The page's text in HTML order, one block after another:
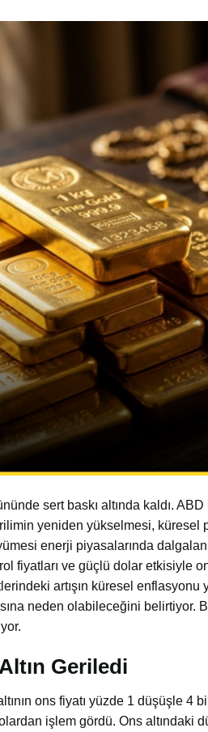
sert baskı altında kaldı.
yeniden yükselmesi,
enerji piyasalarında
fiyatları ve güçlü dolar etkisiyle
artışın küresel
neden olabileceğini
Geriledi
ons fiyatı yüzde 1 düşüşle
işlem gördü. Ons altındaki